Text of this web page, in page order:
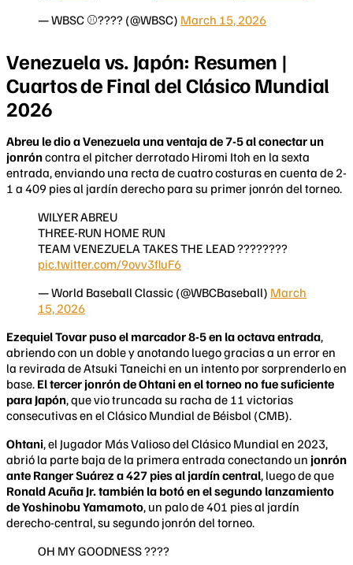
— WBSC ⚾???? (@WBSC) March 15, 2026
Venezuela vs. Japón: Resumen |
Cuartos de Final del Clásico Mundial
2026
Abreu le dio a Venezuela una ventaja de 7-5 al conectar un
jonróncontra el pitcher derrotado Hiromi Itoh en la sexta
entrada, enviando una recta de cuatro costuras en cuenta de 2-
1 a 409 pies al jardín derecho para su primer jonrón del torneo.
WILYER ABREU
THREE-RUN HOME RUN
TEAM VENEZUELA TAKES THE LEAD ????????
pic.twitter.com/9ovv3fluF6
— World Baseball Classic (@WBCBaseball) March
15, 2026
Ezequiel Tovar puso el marcador 8-5 en la octava entrada,
abriendo con un doble y anotando luego gracias a un error en
la revirada de Atsuki Taneichi en un intento por sorprenderlo en
base. El tercer jonrón de Ohtani en el torneo no fue suficiente
para Japón, que vio truncada su racha de 11 victorias
consecutivas en el Clásico Mundial de Béisbol (CMB).
Ohtani, el Jugador Más Valioso del Clásico Mundial en 2023,
abrió la parte baja de la primera entrada conectando un jonrón
ante Ranger Suárez a 427 pies al jardín central, luego de que
Ronald Acuña Jr. también la botó en el segundo lanzamiento
de Yoshinobu Yamamoto, un palo de 401 pies al jardín
derecho-central, su segundo jonrón del torneo.
OH MY GOODNESS ????